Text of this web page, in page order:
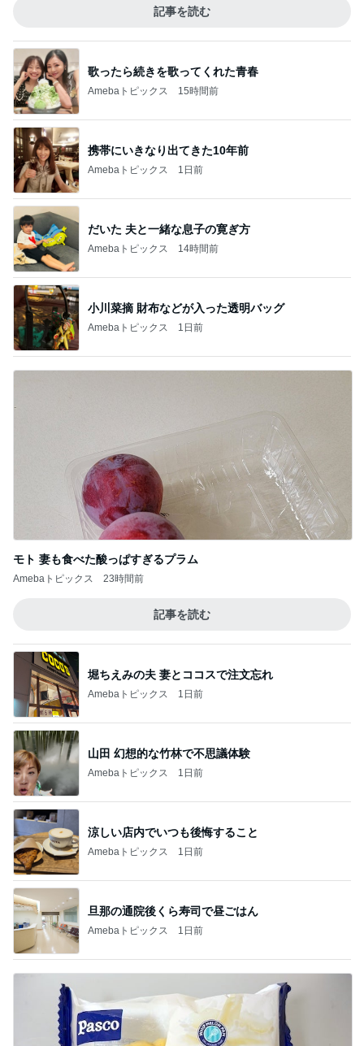
記事を読む
歌ったら続きを歌ってくれた青春
Amebaトピックス 15時間前
携帯にいきなり出てきた10年前
Amebaトピックス 1日前
だいた 夫と一緒な息子の寛ぎ方
Amebaトピックス 14時間前
小川菜摘 財布などが入った透明バッグ
Amebaトピックス 1日前
モト 妻も食べた酸っぱすぎるプラム
Amebaトピックス 23時間前
記事を読む
堀ちえみの夫 妻とココスで注文忘れ
Amebaトピックス 1日前
山田 幻想的な竹林で不思議体験
Amebaトピックス 1日前
涼しい店内でいつも後悔すること
Amebaトピックス 1日前
旦那の通院後くら寿司で昼ごはん
Amebaトピックス 1日前